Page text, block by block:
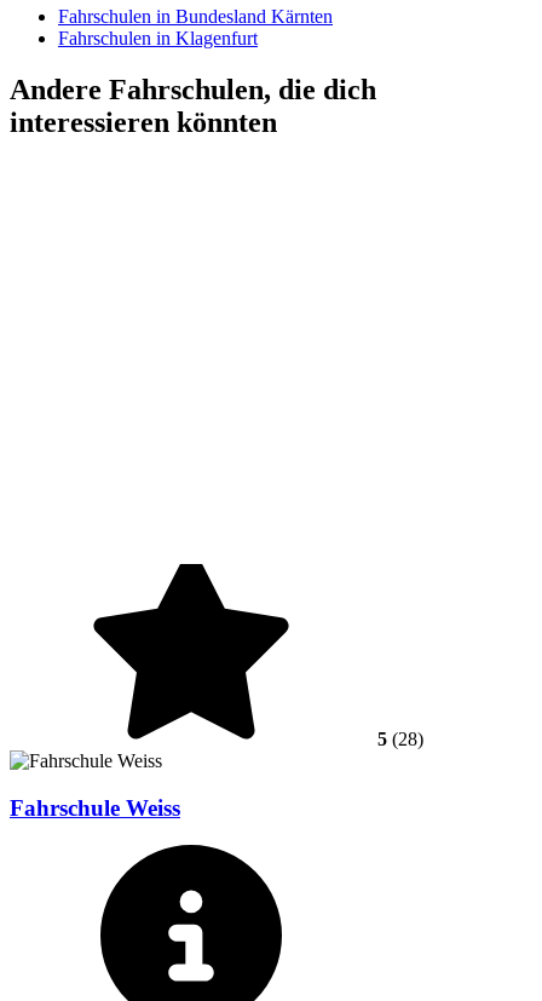
Fahrschulen in Bundesland Kärnten
Fahrschulen in Klagenfurt
Andere Fahrschulen, die dich
interessieren könnten
5 (28)
Fahrschule Weiss